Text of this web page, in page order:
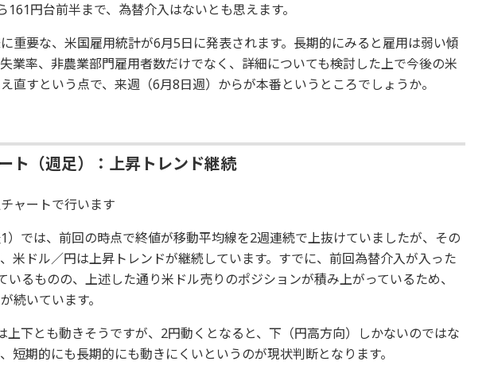
161円台前半まで、為替介入はないとも思えます。
重要な、米国雇用統計が6月5日に発表されます。長期的にみると雇用は弱い傾
業率、非農業部門雇用者数だけでなく、詳細についても検討した上で今後の米
直すという点で、来週（6月8日週）からが本番というところでしょうか。
ト（週足）：上昇トレンド継続
ャートで行います
）では、前回の時点で終値が移動平均線を2週連続で上抜けていましたが、その
米ドル／円は上昇トレンドが継続しています。すでに、前回為替介入が入った
いるものの、上述した通り米ドル売りのポジションが積み上がっているため、
続いています。
上下とも動きそうですが、2円動くとなると、下（円高方向）しかないのではな
短期的にも長期的にも動きにくいというのが現状判断となります。